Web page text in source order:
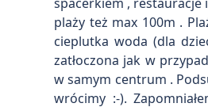
spacerkiem , restauracje
plaży też max 100m .
cieplutka woda (dla
zatłoczona jak w
w samym centrum .
wrócimy :-).